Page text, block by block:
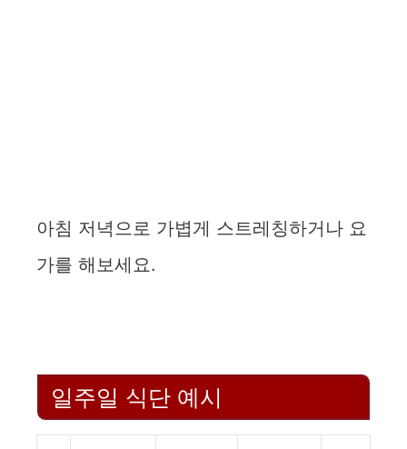
아침 저녁으로 가볍게 스트레칭하거나 요
가를 해보세요.
일주일 식단 예시